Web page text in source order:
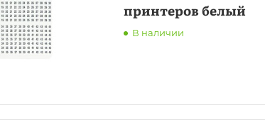
принтеров белый
В наличии